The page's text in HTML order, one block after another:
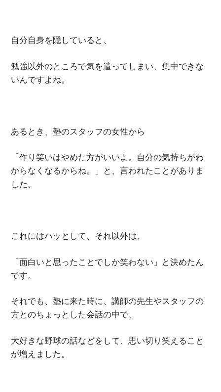
自分自身を隠していると、
勉強以外のところで気を遣ってしまい、集中できな
いんですよね。
あるとき、塾のスタッフの女性から
「作り笑いはやめた方がいいよ。自分の気持ちがわ
からなくなるからね。」と、言われたことがありま
した。
これにはハッとして、それ以外は、
「面白いと思ったことでしか笑わない」と決めたん
です。
それでも、塾に来た時に、講師の先生やスタッフの
方とのちょっとした会話の中で、
大好きな野球の話などをして、思い切り笑えること
が増えました。